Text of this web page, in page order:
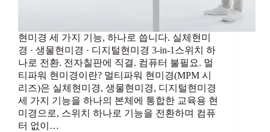
현미경 세 가지 기능, 하나로 씁니다. 실체현미
경 · 생물현미경 · 디지털현미경 3-in-1스위치 하
나로 전환. 전자칠판에 직결. 컴퓨터 불필요. 멀
티파워 현미경이란? 멀티파워 현미경(MPM 시
리즈)은 실체현미경, 생물현미경, 디지털현미경
세 가지 기능을 하나의 본체에 통합한 교육용 현
미경으로, 스위치 하나로 기능을 전환하며 컴퓨
터 없이…